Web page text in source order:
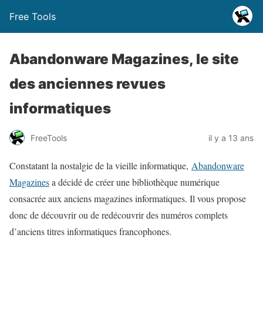
Free Tools
Abandonware Magazines, le site
des anciennes revues
informatiques
FreeTools il y a 13 ans
Constatant la nostalgie de la vieille informatique, Abandonware
Magazinesa décidé de créer une bibliothèque numérique
consacrée aux anciens magazines informatiques. Il vous propose
donc de découvrir ou de redécouvrir des numéros complets
d’anciens titres informatiques francophones.